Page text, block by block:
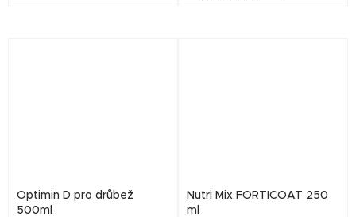
Optimin D pro drůbež
500ml
Nutri Mix FORTICOAT 250
ml